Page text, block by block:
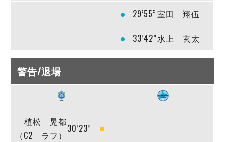
29’55”室田 翔伍
33’42”水上 玄太
警告/退場
植松 晃都
（C2 ラフ）
30’23”